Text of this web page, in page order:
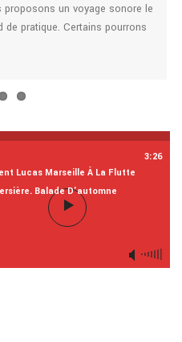
un voyage sonore le
de pratique. Certains pourrons
3:26
Lucas Marseille À La Flutte
Balade D'automne